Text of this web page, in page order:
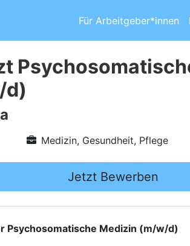
Für Arbeitgeber*innen
d)
Medizin, Gesundheit, Pflege
Jetzt Bewerben
Psychosomatische Medizin (m/w/d)